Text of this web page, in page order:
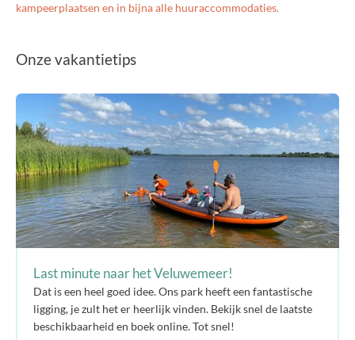
kampeerplaatsen en in bijna alle huuraccommodaties.
Onze vakantietips
Last minute naar het Veluwemeer!
Dat is een heel goed idee. Ons park heeft een fantastische
ligging, je zult het er heerlijk vinden. Bekijk snel de laatste
beschikbaarheid en boek online. Tot snel!